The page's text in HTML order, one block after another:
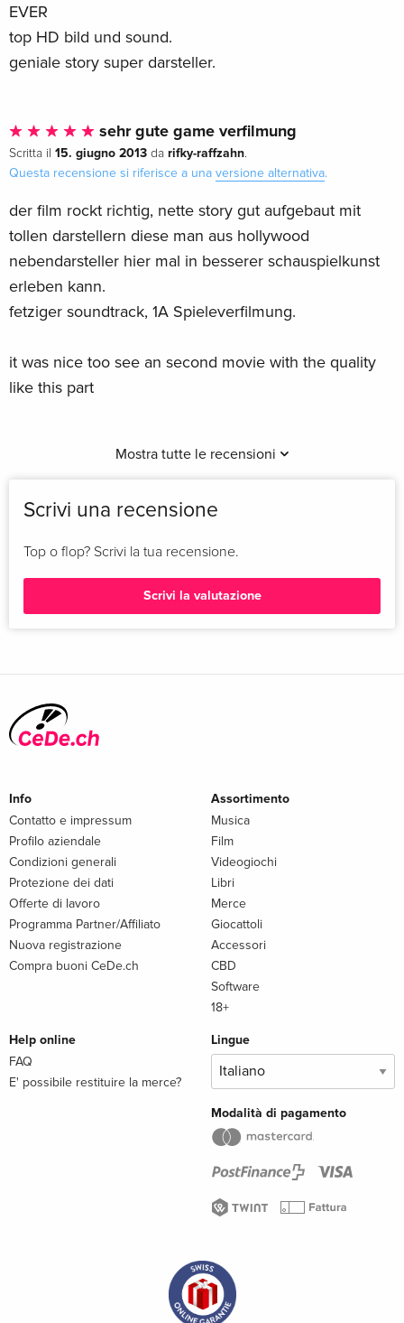
EVER
top HD bild und sound.
geniale story super darsteller.
sehr gute game verfilmung
Scritta il 15. giugno 2013 da rifky-raffzahn.
Questa recensione si riferisce a una versione alternativa.
der film rockt richtig, nette story gut aufgebaut mit
tollen darstellern diese man aus hollywood
nebendarsteller hier mal in besserer schauspielkunst
erleben kann.
fetziger soundtrack, 1A Spieleverfilmung.
it was nice too see an second movie with the quality
like this part
Mostra tutte le recensioni
Scrivi una recensione
Top o flop? Scrivi la tua recensione.
Scrivi la valutazione
Info
Contatto e impressum
Profilo aziendale
Condizioni generali
Protezione dei dati
Offerte di lavoro
Programma Partner/Affiliato
Nuova registrazione
Compra buoni CeDe.ch
Assortimento
Musica
Film
Videogiochi
Libri
Merce
Giocattoli
Accessori
CBD
Software
18+
Help online
FAQ
E' possibile restituire la merce?
Lingue
Modalità di pagamento